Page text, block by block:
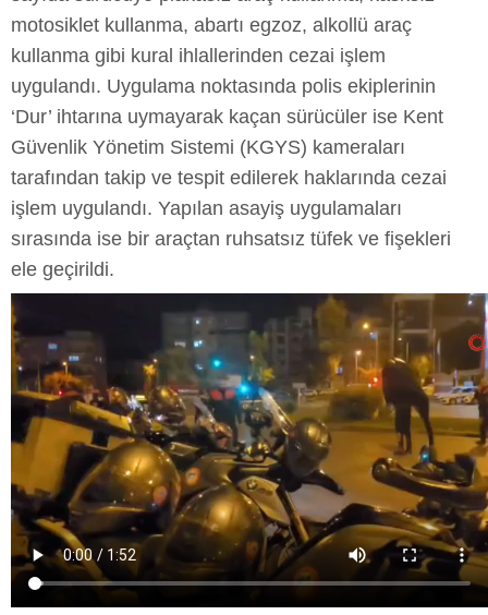
motosiklet kullanma, abartı egzoz, alkollü araç
kullanma gibi kural ihlallerinden cezai işlem
uygulandı. Uygulama noktasında polis ekiplerinin
‘Dur’ ihtarına uymayarak kaçan sürücüler ise Kent
Güvenlik Yönetim Sistemi (KGYS) kameraları
tarafından takip ve tespit edilerek haklarında cezai
işlem uygulandı. Yapılan asayiş uygulamaları
sırasında ise bir araçtan ruhsatsız tüfek ve fişekleri
ele geçirildi.